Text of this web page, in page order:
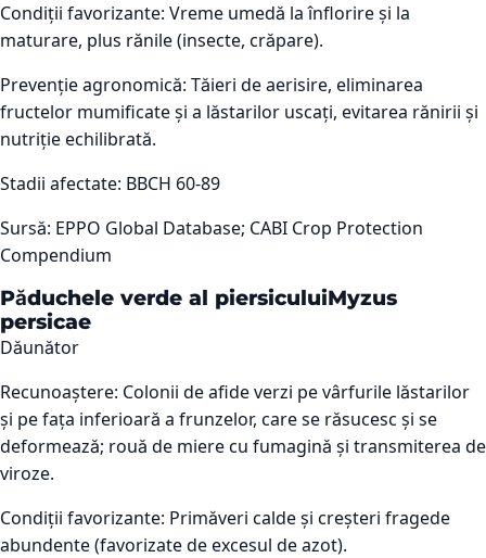
Condiții favorizante: Vreme umedă la înflorire și la
maturare, plus rănile (insecte, crăpare).
Prevenție agronomică: Tăieri de aerisire, eliminarea
fructelor mumificate și a lăstarilor uscați, evitarea rănirii și
nutriție echilibrată.
Stadii afectate: BBCH 60-89
Sursă: EPPO Global Database; CABI Crop Protection
Compendium
Păduchele verde al piersiculuiMyzus
persicae
Dăunător
Recunoaștere: Colonii de afide verzi pe vârfurile lăstarilor
și pe fața inferioară a frunzelor, care se răsucesc și se
deformează; rouă de miere cu fumagină și transmiterea de
viroze.
Condiții favorizante: Primăveri calde și creșteri fragede
abundente (favorizate de excesul de azot).